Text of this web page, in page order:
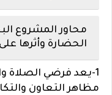
محاور المشروع
الحضارة وأثرها
1-يعد فرضي الصلاة
مظاهر التعاون